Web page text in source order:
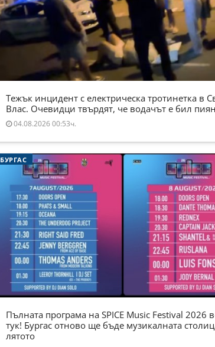
Тежък инцидент с електрическа тротинетка в
Влас. Очевидци твърдят, че водачът е бил
04.08.2026 00:53ч.
БУРГАС
Пълната програма на SPICE Music Festival 2026
тук! Бургас отново ще бъде музикалната
лятото